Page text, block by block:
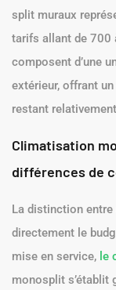
split muraux
tarifs allant de 700
composent d’une
extérieur, offrant
restant
Climatisation
différences de
La distinction
directement le
mise en service, le
monosplit s’établit